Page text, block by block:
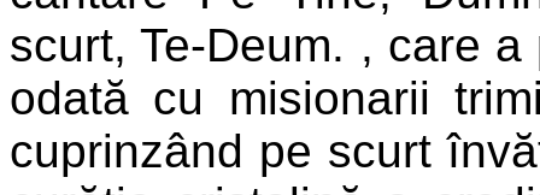
scurt, Te-Deum. , care
odată cu misionarii
cuprinzând pe scurt